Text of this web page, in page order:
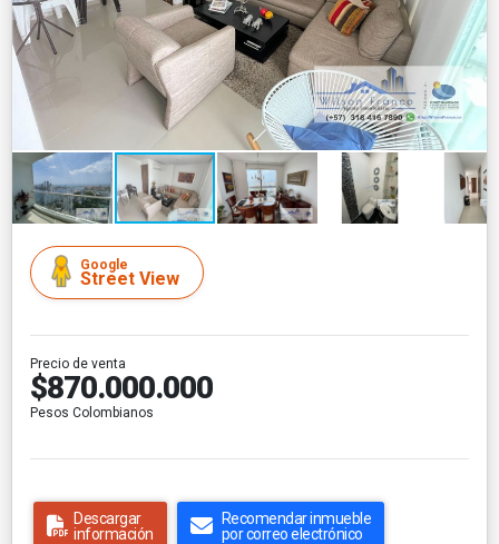
Google
Street View
Precio de venta
$870.000.000
Pesos Colombianos
Descargar
información
Recomendar inmueble
por correo electrónico